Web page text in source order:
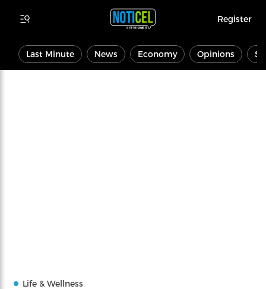
Register
Last Minute News Economy Opinions
Life & Wellness